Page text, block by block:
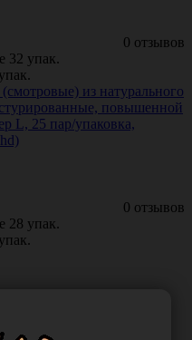
0 отзывов
32 упак.
из натурального
повышенной
L, 25 пар/упаковка,
0 отзывов
28 упак.